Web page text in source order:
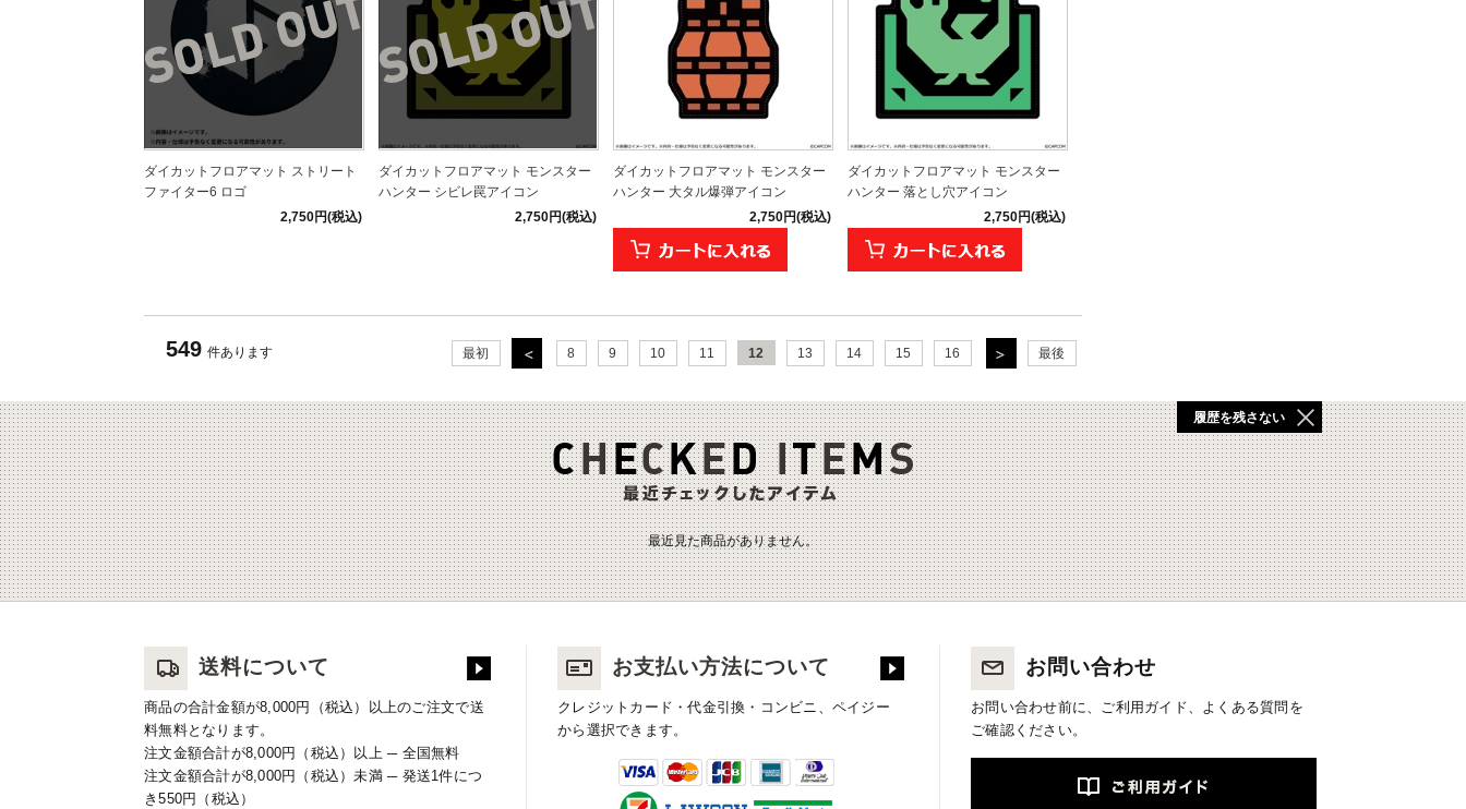
ダイカットフロアマット ストリート
ファイター6 ロゴ
2,750円(税込)
ダイカットフロアマット モンスター
ハンター シビレ罠アイコン
2,750円(税込)
ダイカットフロアマット モンスター
ハンター 大タル爆弾アイコン
2,750円(税込)
ダイカットフロアマット モンスター
ハンター 落とし穴アイコン
2,750円(税込)
549 件あります 最初 8 9 10 11 12 13 14 15 16 最後
最近見た商品がありません。
履歴を残さない
送料について
商品の合計金額が8,000円（税込）以上のご注文で送
料無料となります。
注文金額合計が8,000円（税込）以上 ─ 全国無料
注文金額合計が8,000円（税込）未満 ─ 発送1件につ
き550円（税込）
お支払い方法について
クレジットカード・代金引換・コンビニ、ペイジー
から選択できます。
お問い合わせ
お問い合わせ前に、ご利用ガイド、よくある質問を
ご確認ください。